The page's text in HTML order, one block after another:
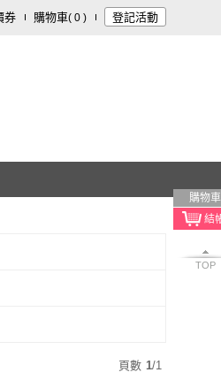
券 購物車( 0 ) 登記活動
購物車
TOP
頁數 1/1